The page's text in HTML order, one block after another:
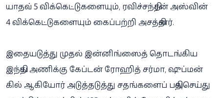
யாதவ் 5 விக்கெட்டுகளையும், ரவிச்சந்திரன் அஸ்வின்
4 விக்கெட்டுகளையும் கைப்பற்றி அசத்தினர்.
இதையடுத்து முதல் இன்னிங்ஸைத் தொடங்கிய
இந்திய அணிக்கு கேப்டன் ரோஹித் சர்மா, ஷுப்மன்
கில் ஆகியோர் அடுத்தடுத்து சதங்களைப் பதிவுசெய்து